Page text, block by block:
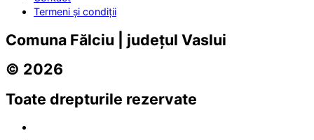
Termeni și condiții
Comuna Fălciu | județul Vaslui
© 2026
Toate drepturile rezervate